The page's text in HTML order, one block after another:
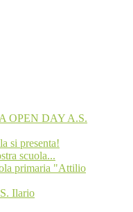
OPEN DAY A.S.
si presenta!
scuola...
primaria "Attilio
Ilario